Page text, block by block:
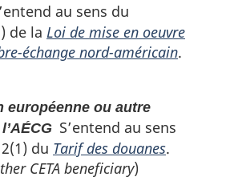
au sens du
de la Loi de mise en oeuvre
échange nord-américain.
européenne ou autre
S’entend au sens
du Tarif des douanes.
CETA beneficiary)